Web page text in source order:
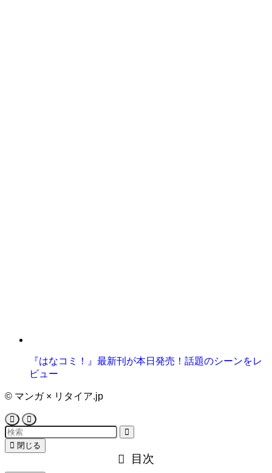
『はなコミ！』最新刊が本日発売！話題のシーンをレ
ビュー
© マンガ × リタイア.jp
閉じる
目次